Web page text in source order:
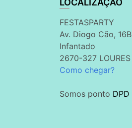
LOCALIZAÇÃO
FESTASPARTY
Av. Diogo Cão, 16B
Infantado
2670-327 LOURES
Como chegar?
Somos ponto DPD